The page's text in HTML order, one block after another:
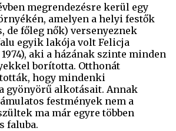
megrendezésre kerül egy
amelyen a helyi festők
de főleg nők) versenyeznek
egyik lakója volt Felicja
1974), aki a házának szinte minden
borította. Otthonát
hogy mindenki
gyönyörű alkotásait. Annak
festmények nem a
ma már egyre többen
faluba.